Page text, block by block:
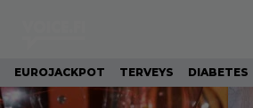
EUROJACKPOT TERVEYS DIABETES